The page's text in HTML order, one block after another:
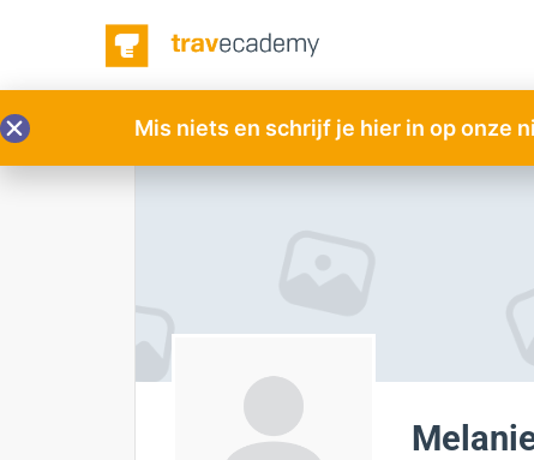
Mis niets en schrijf je hier in op onze